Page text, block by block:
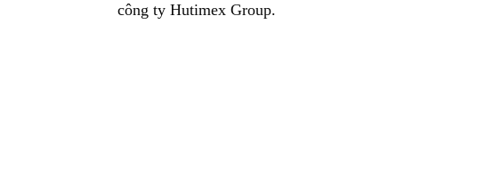
công ty Hutimex Group.